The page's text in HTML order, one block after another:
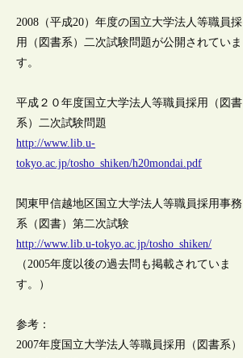
2008（平成20）年度の国立大学法人等職員採
用（図書系）二次試験問題が公開されていま
す。
平成２０年度国立大学法人等職員採用（図書
系）二次試験問題
http://www.lib.u-
tokyo.ac.jp/tosho_shiken/h20mondai.pdf
関東甲信越地区国立大学法人等職員採用事務
系（図書）第二次試験
http://www.lib.u-tokyo.ac.jp/tosho_shiken/
（2005年度以後の過去問も掲載されていま
す。）
参考：
2007年度国立大学法人等職員採用（図書系）